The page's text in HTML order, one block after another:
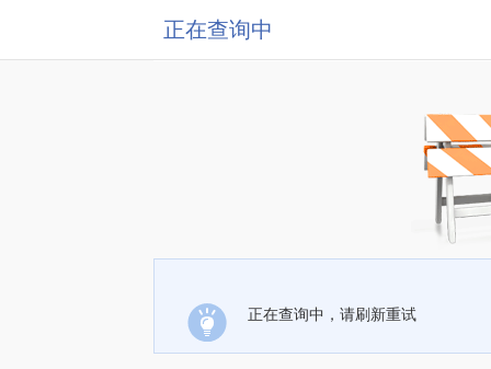
正在查询中
正在查询中，请刷新重试